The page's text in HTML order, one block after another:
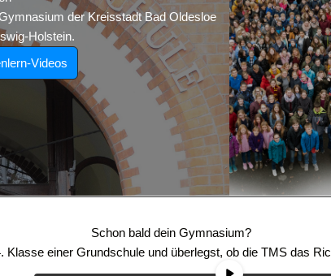
der Kreisstadt Bad Oldesloe
Holstein.
Videos
eigentlichen Inhalt zuzugreifen, klicken Sie auf die
Bitte beachten Sie, dass dabei Daten an Drittanbieter
werden.
Schon bald dein Gymnasium?
Klasse einer Grundschule und überlegst, ob die TMS das